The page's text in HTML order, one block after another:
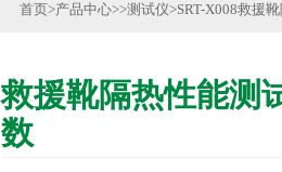
首页>产品中心>>测试仪>SRT-X008救援
救援靴隔热性能测
数